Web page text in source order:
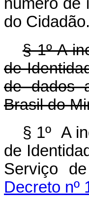
do Cidadão.
§ 1º A
de
de dados
Brasil do
§ 1º A
de
Serviço
Decreto nº